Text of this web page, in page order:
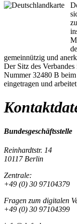
gemeinnützig und
Der Sitz des
Nummer 32480 B
eingetragen und
Bundesgeschäftsstelle
Reinhardtstr. 14
10117 Berlin
Zentrale:
+49 (0) 30 97104379
Fragen zum digitalen
+49 (0) 30 97104399